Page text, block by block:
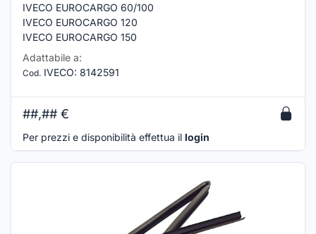
IVECO EUROCARGO 60/100
IVECO EUROCARGO 120
IVECO EUROCARGO 150
Adattabile a:
Cod. IVECO: 8142591
##,## €
Per prezzi e disponibilità effettua il login